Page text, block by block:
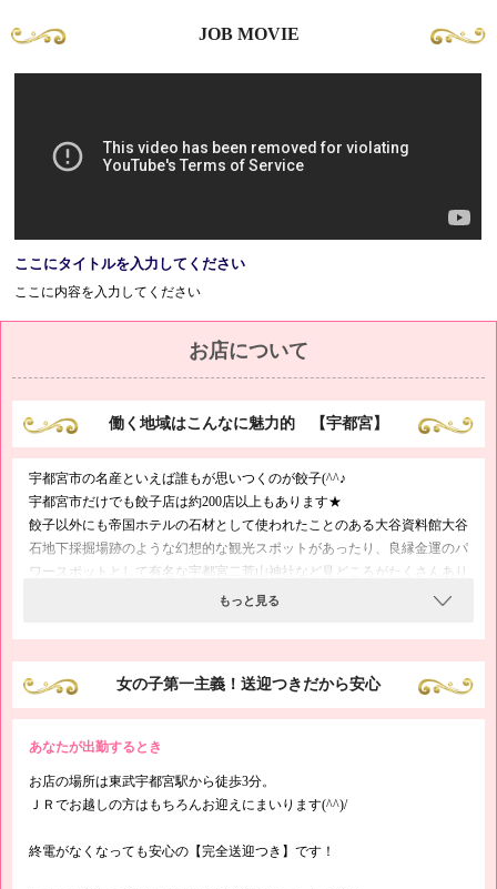
マットに抵抗がある未経験の方でも安心♪
JOB MOVIE
ここにタイトルを入力してください
ここに内容を入力してください
お店について
働く地域はこんなに魅力的 【宇都宮】
宇都宮市の名産といえば誰もが思いつくのが餃子(^^♪
宇都宮市だけでも餃子店は約200店以上もあります★
餃子以外にも帝国ホテルの石材として使われたことのある大谷資料館大谷
石地下採掘場跡のような幻想的な観光スポットがあったり、良縁金運のパ
ワースポットとして有名な宇都宮二荒山神社など見どころがたくさんあり
もっと見る
女の子第一主義！送迎つきだから安心
あなたが出勤するとき
お店の場所は東武宇都宮駅から徒歩3分。
ＪＲでお越しの方はもちろんお迎えにまいります(^^)/
終電がなくなっても安心の【完全送迎つき】です！